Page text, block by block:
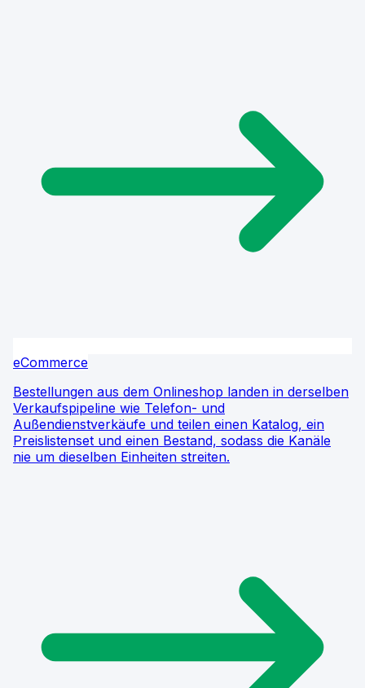
eCommerce
Bestellungen aus dem Onlineshop landen in derselben
Verkaufspipeline wie Telefon- und
Außendienstverkäufe und teilen einen Katalog, ein
Preislistenset und einen Bestand, sodass die Kanäle
nie um dieselben Einheiten streiten.